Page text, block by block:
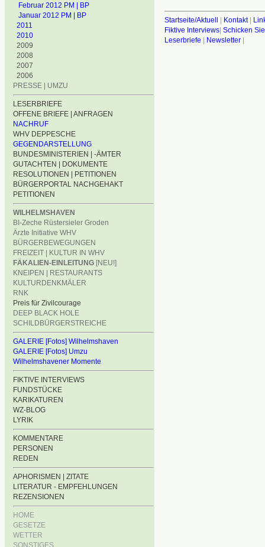
Februar 2012 PM | BP
Januar 2012 PM | BP
2011
2010
2009
2008
2007
2006
PRESSE | UMZU
LESERBRIEFE
OFFENE BRIEFE | ANFRAGEN
NACHRUF
WHV DEPPESCHE
GEGENDARSTELLUNG
BUNDESMINISTERIEN | -ÄMTER
GUTACHTEN | DOKUMENTE
RESOLUTIONEN | PETITIONEN
BÜRGERPORTAL NACHGEHAKT
PETITIONEN
WILHELMSHAVEN
BI-Zeche Rüstersieler Groden
Ärzte Initiative WHV
BÜRGERBEWEGUNGEN
FREIZEIT | KULTUR IN WHV
FÄKALIEN-EINLEITUNG [NEU!]
KNEIPEN | RESTAURANTS
KULTURDENKMÄLER
RNK
Preis für Zivilcourage
DEEP BLACK HOLE
SCHILDBÜRGERSTREICHE
GALERIE [Fotos] Wilhelmshaven
GALERIE [Fotos] Umzu
Wilhelmshavener Momente
FIKTIVE INTERVIEWS
FUNDSTÜCKE
KARIKATUREN
WZ-BLOG
LYRIK
KOMMENTARE
PERSONEN
REDEN
APHORISMEN | ZITATE
LITERATUR - EMPFEHLUNGEN
REZENSIONEN
HOME
GESETZE
WETTER
SONSTIGES
Startseite/Aktuell | Kontakt|
Fiktive Interviews| Schicken
Leserbriefe | Newsletter|